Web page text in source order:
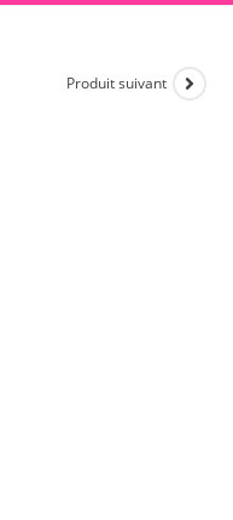
Produit suivant